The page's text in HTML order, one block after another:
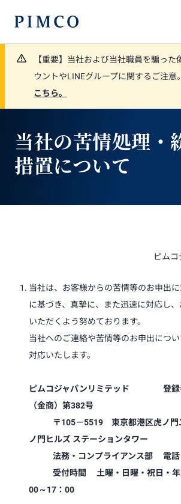
【重要】当社および当社職員を騙った
ウントやLINEグループに関するご注意
こちら。
当社の苦情処理・
措置について
ピム
当社は、お客様からの苦情等のお申出
に基づき、真摯に、また迅速に対応し
いただくよう努めております。
当社へのご連絡や苦情等のお申出につ
対応いたします。
ピムコジャパンリミテッド 登録
（金商）第382号
〒105－5519 東京都港区虎ノ
ノ門ヒルズ ステーションタワー
法務・コンプライアンス部 電
受付時間 土曜・日曜・祝日・年
00～17：00